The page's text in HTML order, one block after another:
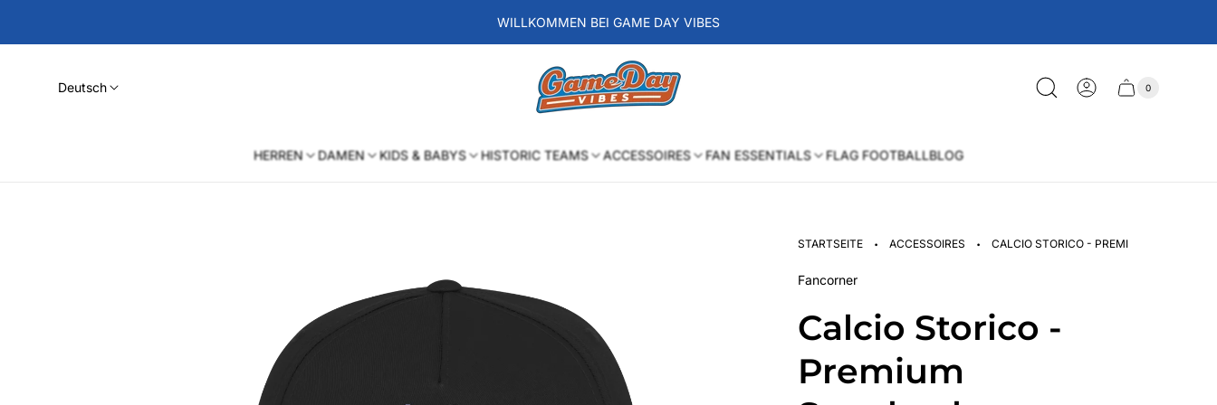
WILLKOMMEN BEI GAME DAY VIBES
Deutsch
Laden-
Logo
Schublade
Anzahl
0
HERREN DAMEN KIDS & BABYS HISTORIC TEAMS ACCESSOIRES FAN ESSENTIALS FLAG FOOTBALLBLOG
STARTSEITE · ACCESSOIRES · CALCIO STORICO - PREMIUM SNAPBACK
Fancorner
Calcio Storico -
Premium